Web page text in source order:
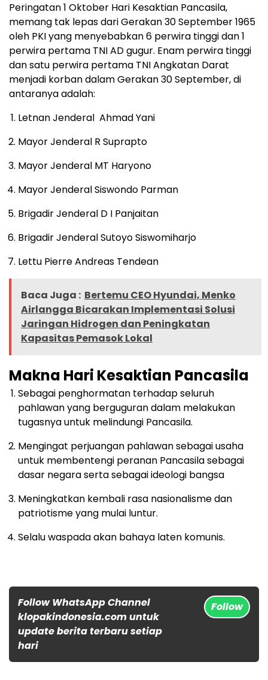
Peringatan 1 Oktober Hari Kesaktian Pancasila,
memang tak lepas dari Gerakan 30 September 1965
oleh PKI yang menyebabkan 6 perwira tinggi dan 1
perwira pertama TNI AD gugur. Enam perwira tinggi
dan satu perwira pertama TNI Angkatan Darat
menjadi korban dalam Gerakan 30 September, di
antaranya adalah:
Letnan Jenderal Ahmad Yani
Mayor Jenderal R Suprapto
Mayor Jenderal MT Haryono
Mayor Jenderal Siswondo Parman
Brigadir Jenderal D I Panjaitan
Brigadir Jenderal Sutoyo Siswomiharjo
Lettu Pierre Andreas Tendean
Baca Juga : Bertemu CEO Hyundai, Menko
Airlangga Bicarakan Implementasi Solusi
Jaringan Hidrogen dan Peningkatan
Kapasitas Pemasok Lokal
Makna Hari Kesaktian Pancasila
Sebagai penghormatan terhadap seluruh
pahlawan yang berguguran dalam melakukan
tugasnya untuk melindungi Pancasila.
Mengingat perjuangan pahlawan sebagai usaha
untuk membentengi peranan Pancasila sebagai
dasar negara serta sebagai ideologi bangsa
Meningkatkan kembali rasa nasionalisme dan
patriotisme yang mulai luntur.
Selalu waspada akan bahaya laten komunis.
Follow WhatsApp Channel
klopakindonesia.com untuk
update berita terbaru setiap
hari
Follow